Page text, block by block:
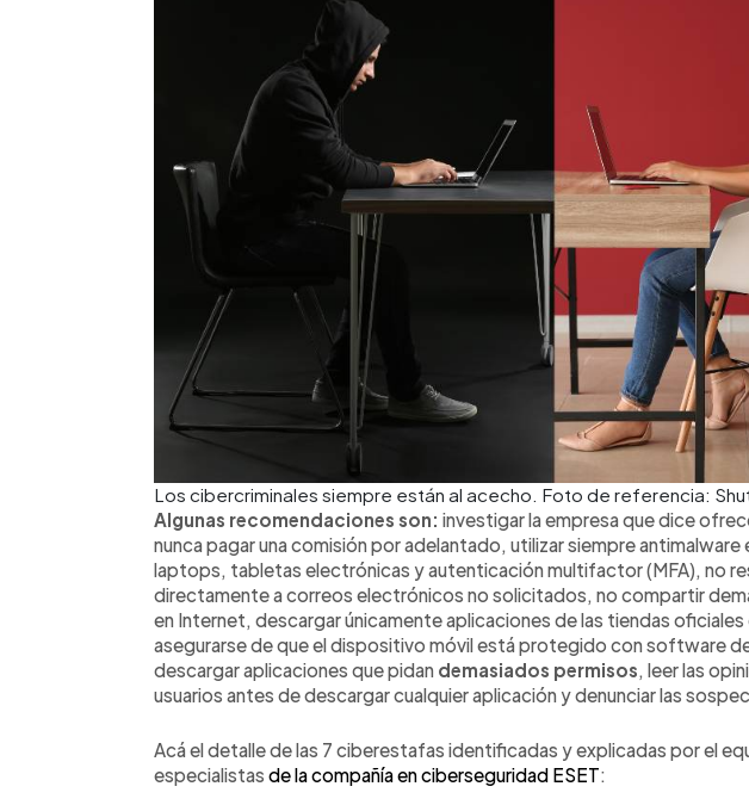
Los cibercriminales siempre están al acecho. Foto de referencia:
Algunas recomendaciones son: investigar la empresa que dice
nunca pagar una comisión por adelantado, utilizar siempre antimalware
laptops, tabletas electrónicas y autenticación multifactor (MFA), no
directamente a correos electrónicos no solicitados, no compartir
en Internet, descargar únicamente aplicaciones de las tiendas
asegurarse de que el dispositivo móvil está protegido con software
descargar aplicaciones que pidan demasiados permisos , leer las
usuarios antes de descargar cualquier aplicación y denunciar las
Acá el detalle de las 7 ciberestafas identificadas y explicadas por el
especialistas de la compañía en ciberseguridad ESET: